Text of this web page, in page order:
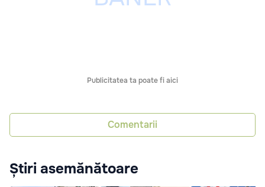
Publicitatea ta poate fi aici
Comentarii
Știri asemănătoare